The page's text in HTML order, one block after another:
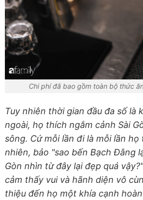
Chi phí đã bao gồm toàn bộ thức
Tuy nhiên thời gian đầu đa số là
ngoài, họ thích ngắm cảnh Sài
sông. Cứ mỗi lần đi là mỗi lần
nhiên, bảo "sao bến Bạch Đằng
Gòn nhìn từ đây lại đẹp quá
cảm thấy vui và hãnh diện vô
thiệu đến họ một khía cạnh